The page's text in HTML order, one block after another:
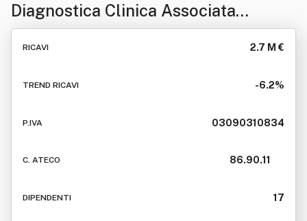
Diagnostica Clinica Associata
Società Consortile A R. L.
RICAVI 2.7 M €
TREND RICAVI -6.2%
P.IVA 03090310834
C. ATECO 86.90.11
DIPENDENTI 17